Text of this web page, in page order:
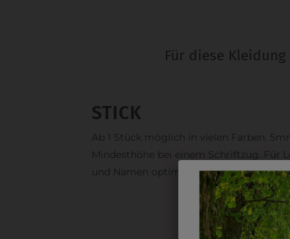
Für diese
STICK
Ab 1 Stück möglich in vielen Farben.
Mindesthöhe bei einem Schriftzug. Für
und Namen optimal. Waschbar bis zu